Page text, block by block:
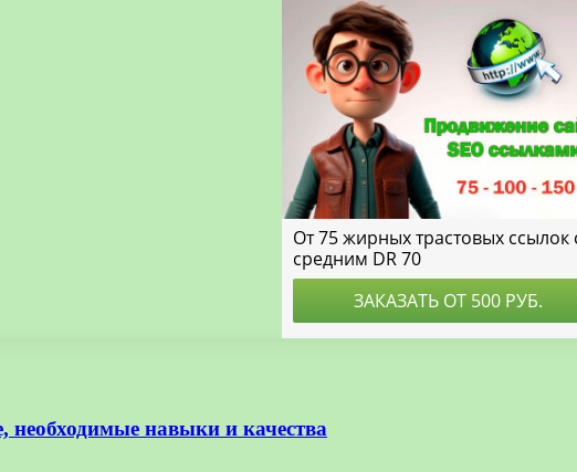
необходимые навыки и качества